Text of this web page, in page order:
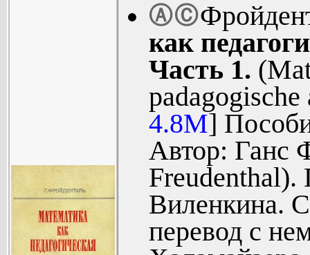
ⒶⒸ
как
Часть 1.
4.8M]
Автор: Ганс
Виленкина.
перевод с